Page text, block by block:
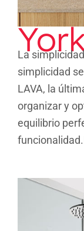
La
simplicidad
LAVA, la
organizar y
equilibrio